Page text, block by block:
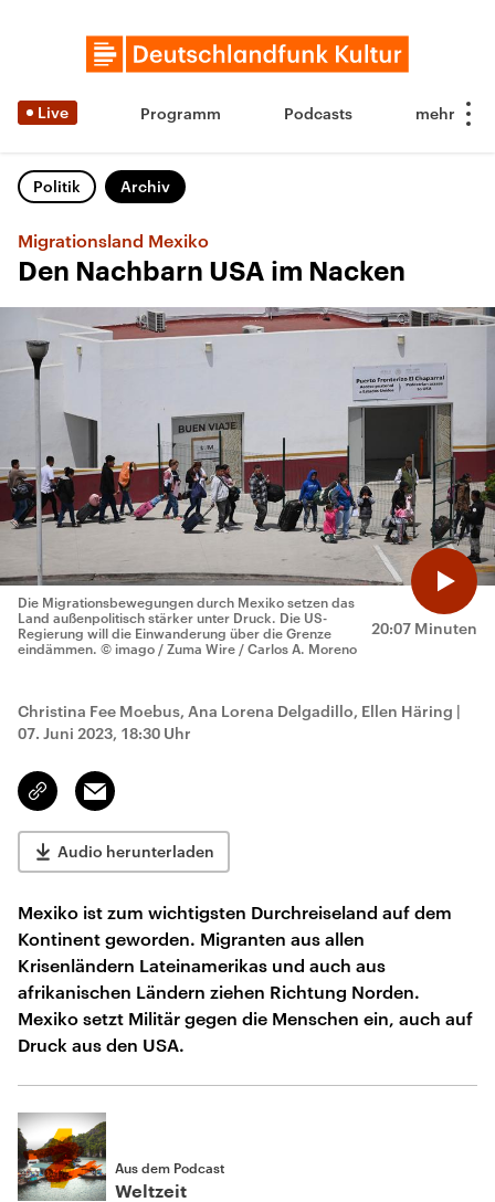
Live Programm Podcasts
Politik Archiv
Migrationsland Mexiko
Den Nachbarn USA im Nacken
20:07 Minuten
Die Migrationsbewegungen durch Mexiko setzen das
Land außenpolitisch stärker unter Druck. Die US-
Regierung will die Einwanderung über die Grenze
eindämmen. © imago / Zuma Wire / Carlos A. Moreno
Christina Fee Moebus, Ana Lorena Delgadillo, Ellen Häring |
07. Juni 2023, 18:30 Uhr
Link
kopieren/teilen
Email
Audio herunterladen
Mexiko ist zum wichtigsten Durchreiseland auf dem
Kontinent geworden. Migranten aus allen
Krisenländern Lateinamerikas und auch aus
afrikanischen Ländern ziehen Richtung Norden.
Mexiko setzt Militär gegen die Menschen ein, auch auf
Druck aus den USA.
Aus dem Podcast
Weltzeit